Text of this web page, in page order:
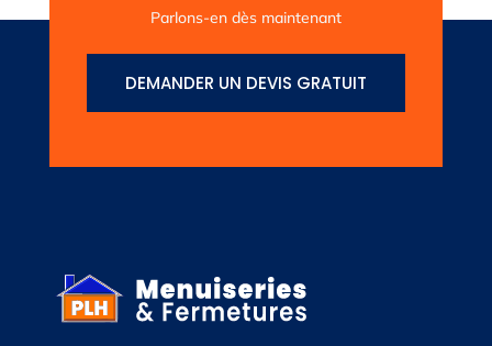
Parlons-en dès maintenant
DEMANDER UN DEVIS GRATUIT